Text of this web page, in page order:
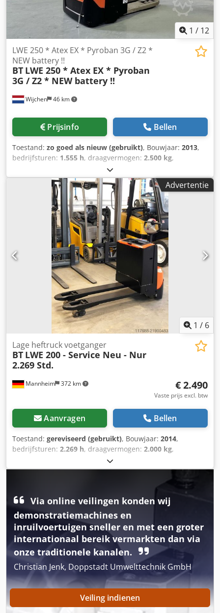
1 / 12
Wijchen 46 km
LWE 250 * Atex EX * Pyroban 3G / Z2 *
NEW battery !!
BT LWE 250 * Atex EX * Pyroban
3G / Z2 * NEW battery !!
Prijsinfo Bellen
Toestand: zo goed als nieuw (gebruikt), Bouwjaar: 2013,
bedrijfsturen: 1.555 h, draagvermogen: 2.500 kg,
, Manufacturer + model:BT LWE
250 * EX * Pyroban - 3G / Zone 2 ID:24031.0028 Cat.: Used
Forks:800 x 540 mm Capacity:2500 kg Year:2013 Hours:1555
hours Capacity: Complete NEW * 24v / 260ah ( 4PzB ) * Bj
2024 Options:* EX * Atex - Pyroban !!!! Systeem = S6000 E
Gasgroep = IIB Type = 3G ( toegestaan in ZONE 2 )
Codpfezq T Tpjx Agmorf Temp klasse = T3
Advertentie
1 / 6
Mannheim 372 km
Lage heftruck voetganger
BT LWE 200 - Service Neu - Nur
2.269 Std.
€ 2.490
Vaste prijs excl. btw
Aanvragen Bellen
Toestand: gereviseerd (gebruikt), Bouwjaar: 2014,
bedrijfsturen: 2.269 h, draagvermogen: 2.000 kg,
, masttype:
bouwhoogte:1.300 mm, Fabrikant: BT Type: BT LWE 200 –
laagheffende palletwagen Aandrijving: elektrisch
Laadvermogen: 2.000 kg Bouwjaar: 2014 Bedrijfsuren:
2.269 Serienummer: 6071472 Mastgegevens / vorken
Masttype: - Crsdpfoy Rnhdox Agmjf Hefhoogte: 54 mm
Via online veilingen konden wij
demonstratiemachines en
inruilvoertuigen sneller en met een groter
internationaal bereik vermarkten dan via
onze traditionele kanalen.
Christian Jenk, Doppstadt Umwelttechnik GmbH
Veiling indienen